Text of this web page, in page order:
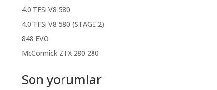
4.0 TFSi V8 580
4.0 TFSi V8 580 (STAGE 2)
848 EVO
McCormick ZTX 280 280
Son yorumlar